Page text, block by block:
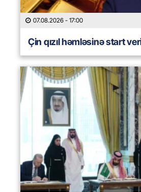
07.08.2026 - 17:00
Çin qızıl həmləsinə start